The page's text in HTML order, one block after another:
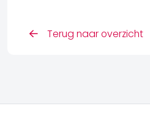
Terug naar overzicht